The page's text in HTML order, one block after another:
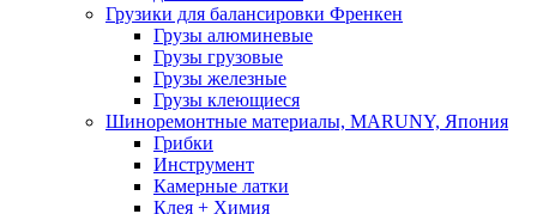
Грузики для балансировки Френкен
Грузы алюминевые
Грузы грузовые
Грузы железные
Грузы клеющиеся
Шиноремонтные материалы, MARUNY, Япония
Грибки
Инструмент
Камерные латки
Клея + Химия